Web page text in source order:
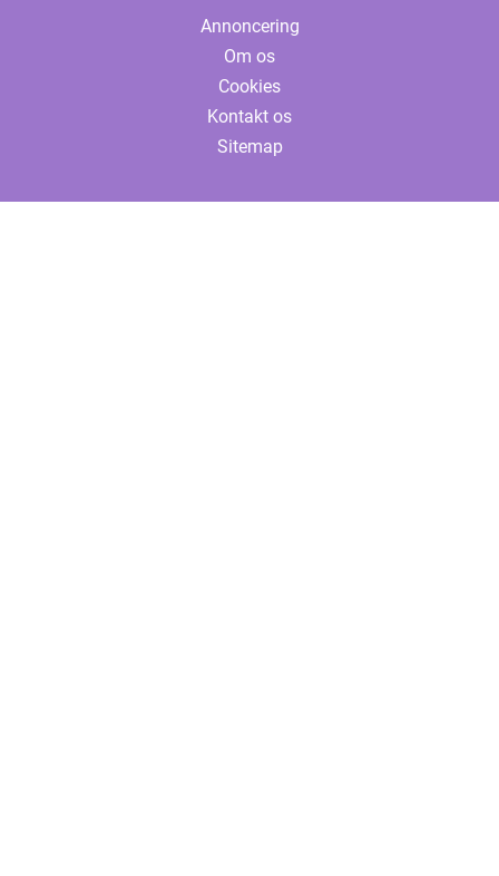
Annoncering
Om os
Cookies
Kontakt os
Sitemap